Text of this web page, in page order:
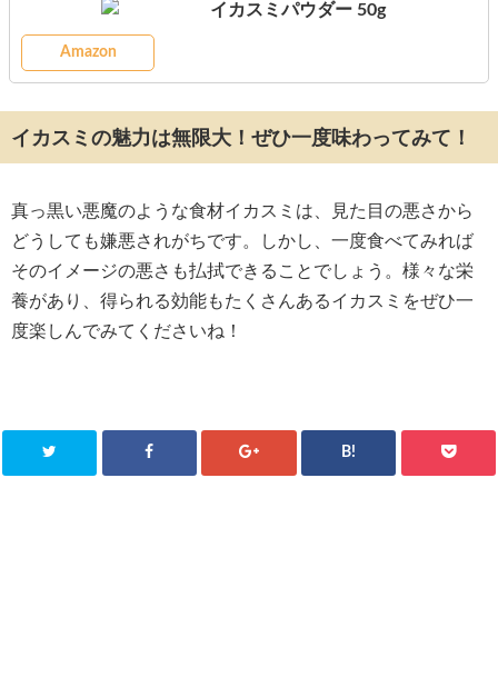
イカスミパウダー 50g
Amazon
イカスミの魅力は無限大！ぜひ一度味わってみて！
真っ黒い悪魔のような食材イカスミは、見た目の悪さから
どうしても嫌悪されがちです。しかし、一度食べてみれば
そのイメージの悪さも払拭できることでしょう。様々な栄
養があり、得られる効能もたくさんあるイカスミをぜひ一
度楽しんでみてくださいね！
B!